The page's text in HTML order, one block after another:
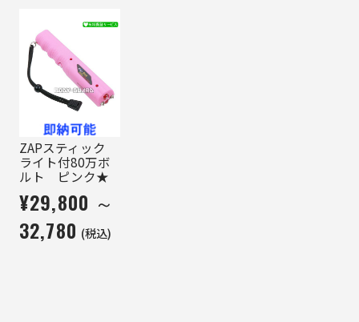
ZAPスティック
ライト付80万ボ
ルト ピンク★
¥29,800 ～
32,780 (税込)